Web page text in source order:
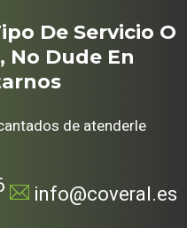
De Servicio O
No Dude En
de atenderle
info@coveral.es